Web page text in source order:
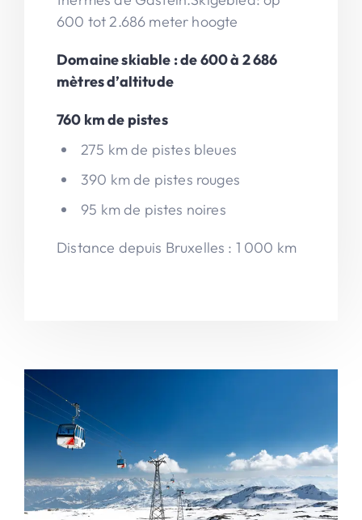
600 tot 2.686 meter hoogte
Domaine skiable : de 600 à 2 686
mètres d’altitude
760 km de pistes
275 km de pistes bleues
390 km de pistes rouges
95 km de pistes noires
Distance depuis Bruxelles : 1 000 km